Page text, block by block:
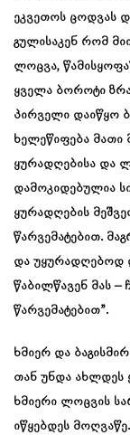
ეკვეთოს ცოდვას
გულისაკენ რომ
ლოცვა,
ყველა ბოროტი
პირველი დაიწყო
ხელეწიფება
ყურადღებისა და
დამოკიდებულია
ყურადღების
წარვემატებით.
და უყურადღებოდ
წაბილწავენ მას –
წარვემატებით”.
ხმიერ და
თან უნდა ახლდეს
ხმიერი ლოცვის
იწყებდეს